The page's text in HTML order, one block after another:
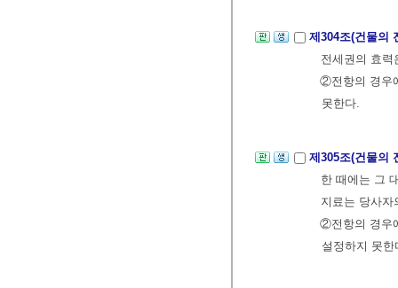
제304조(건물의
전세권의 효
②전항의 경우
못한다.
제305조(건물의
한 때에는 그
지료는 당사
②전항의 경우
설정하지 못한